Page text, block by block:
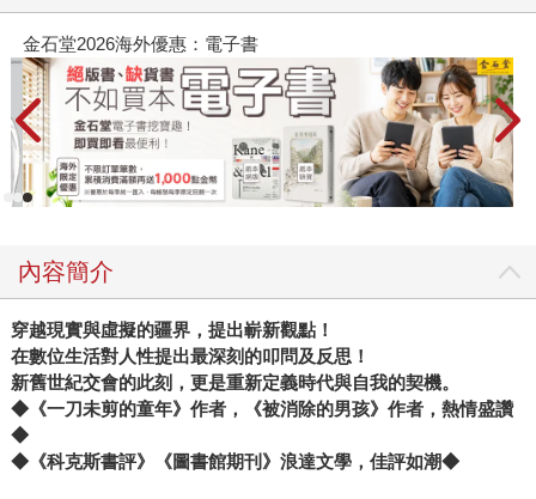
春光ｘ奇幻基地｜全書系展
內容簡介
穿越現實與虛擬的疆界， 提出嶄新觀點！
在數位生活對人性提出最深刻的叩問及反思 ！
新舊世紀交會的此刻 ， 更是重新定義時代與自我的契機。
◆《一刀未剪的童年》作者，《被消除的男孩》作者， 熱情盛讚
◆
◆《科克斯書評》《圖書館期刊 》 浪達文學， 佳評如潮◆